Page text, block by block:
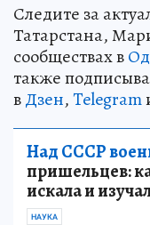
Следите за
Татарстана,
сообществах в
также
вДзен,Telegram
Над СССР
пришельцев:
искала и
НАУКА